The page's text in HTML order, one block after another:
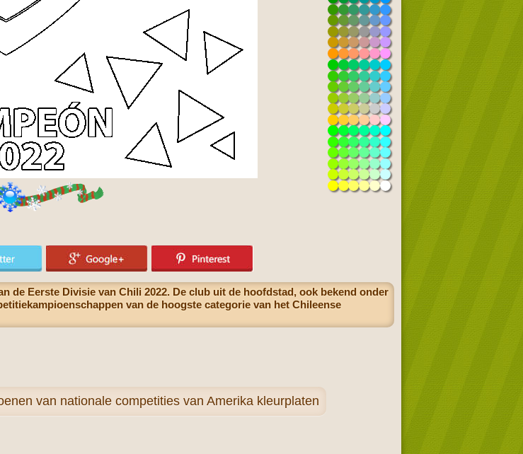
de Eerste Divisie van Chili 2022. De club uit de hoofdstad, ook bekend onder
van de hoogste categorie van het Chileense
van nationale competities van Amerika kleurplaten